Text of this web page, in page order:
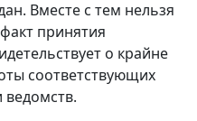
Вместе с тем нельзя
принятия
о крайне
соответствующих